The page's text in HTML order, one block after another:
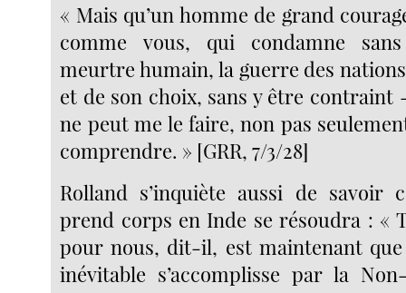
« Mais qu’un homme de grand
comme vous, qui condamne
meurtre humain, la guerre des
et de son choix, sans y être contraint
ne peut me le faire, non pas
comprendre. » [GRR, 7/3/28]
Rolland s’inquiète aussi de savoir
prend corps en Inde se résoudra : «
pour nous, dit-il, est maintenant
inévitable s’accomplisse par la